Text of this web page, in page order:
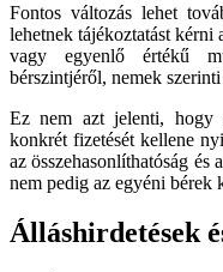
Fontos változás lehet
lehetnek tájékoztatást kérni
vagy egyenlő értékű
bérszintjéről, nemek szerinti
Ez nem azt jelenti, hogy
konkrét fizetését kellene
az összehasonlíthatóság és
nem pedig az egyéni bérek
Álláshirdetések